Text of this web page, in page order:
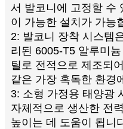
서 발코니에 고정할 수
이 가능한 설치가 가능
2: 발코니 장착 시스템
리된 6005-T5 알루미
틸로 전적으로 제조되
같은 가장 혹독한 환경
3: 소형 가정용 태양광
자체적으로 생산한 전
높이는 데 도움이 됩니